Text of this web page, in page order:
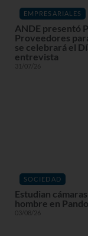
EMPRESARIALES
ANDE presentó
Proveedores
se celebrará el
entrevista
31/07/26
SOCIEDAD
Estudian
hombre en
03/08/26